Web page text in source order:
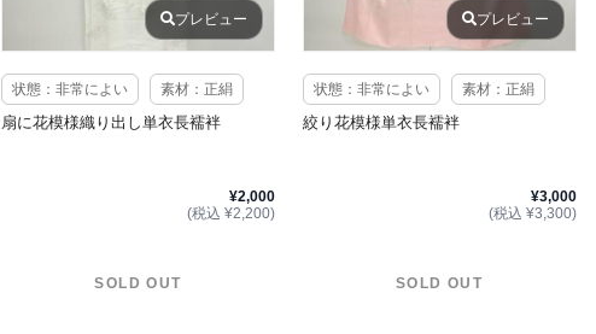
プレビュー
状態：非常によい 素材：正絹
扇に花模様織り出し単衣長襦袢
¥2,000
(税込 ¥2,200)
SOLD OUT
プレビュー
状態：非常によい 素材：正絹
絞り花模様単衣長襦袢
¥3,000
(税込 ¥3,300)
SOLD OUT